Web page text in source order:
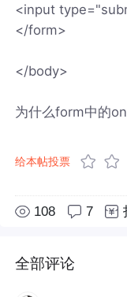
<input
</form>
</body>
为什么form中的
给本帖投票
108 7
全部评论